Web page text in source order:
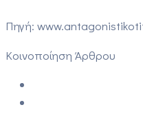
Πηγή:
Κοινοποίηση Άρθρου